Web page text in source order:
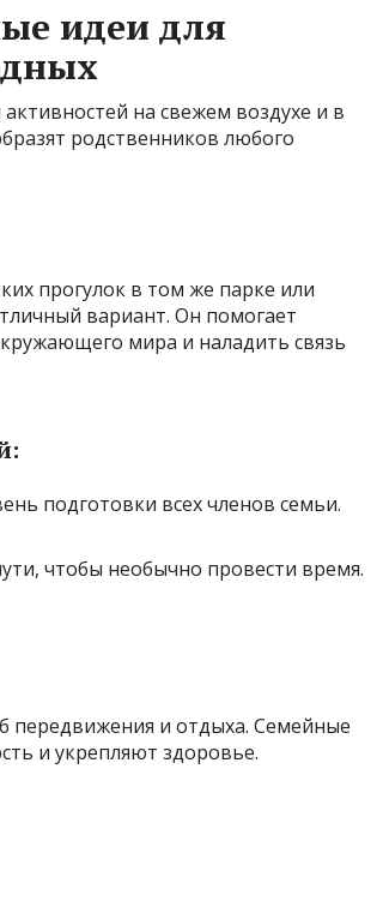
идеи для
на свежем воздухе и в
родственников любого
прогулок в том же парке или
вариант. Он помогает
мира и наладить связь
подготовки всех членов семьи.
чтобы необычно провести время.
передвижения и отдыха. Семейные
и укрепляют здоровье.